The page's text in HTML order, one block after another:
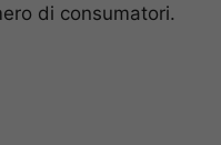
di consumatori.